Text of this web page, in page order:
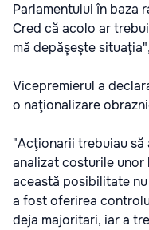
Parlamentului în baza
Cred că acolo ar
mă depăşeşte
Vicepremierul a
o naţionalizare
"Acţionarii trebuiau
analizat costurile unor
această posibilitate
a fost oferirea
deja majoritari, iar a